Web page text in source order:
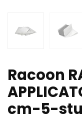
Racoon
cm-5-